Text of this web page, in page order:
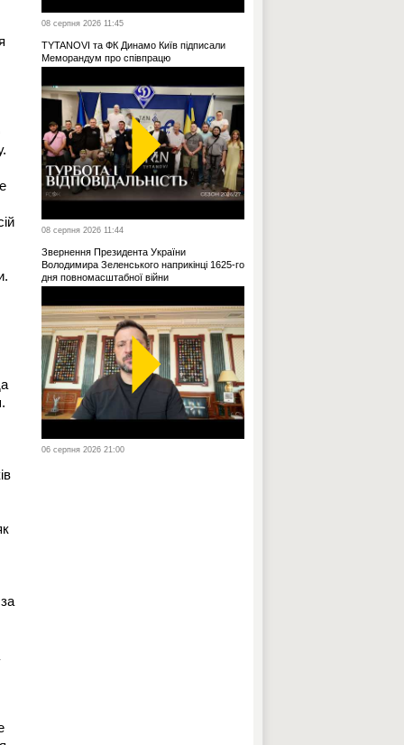
08 серпня 2026 11:45
TYTANOVI та ФК Динамо Київ підписали
Меморандум про співпрацю
08 серпня 2026 11:44
Звернення Президента України
Володимира Зеленського наприкінці 1625-го
дня повномасштабної війни
06 серпня 2026 21:00